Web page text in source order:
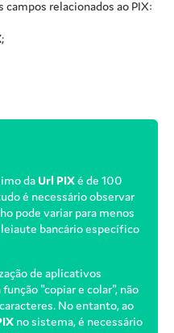
campos relacionados ao PIX:
;
da Url PIXé de 100
é necessário observar
pode variar para menos
bancário específico
de aplicativos
"copiar e colar", não
No entanto, ao
no sistema, é necessário